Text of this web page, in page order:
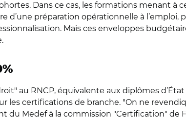
Dans ce cas, les formations menant
d’une préparation opérationnelle à l’emploi,
Mais ces enveloppes
au RNCP, équivalente aux diplômes
les certifications de branche. "On ne
du Medef à la commission "Certification" de